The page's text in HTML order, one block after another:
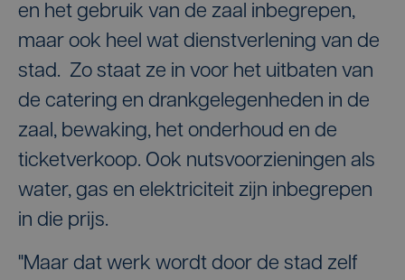
en het gebruik van de zaal inbegrepen,
maar ook heel wat dienstverlening van de
stad. Zo staat ze in voor het uitbaten van
de catering en drankgelegenheden in de
zaal, bewaking, het onderhoud en de
ticketverkoop. Ook nutsvoorzieningen als
water, gas en elektriciteit zijn inbegrepen
in die prijs.
"Maar dat werk wordt door de stad zelf